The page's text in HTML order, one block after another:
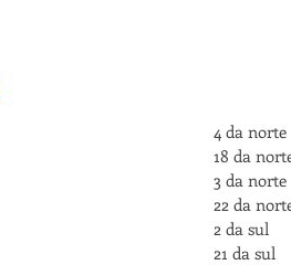
4 da norte
18 da
3 da norte
22 da
2 da sul
21 da sul